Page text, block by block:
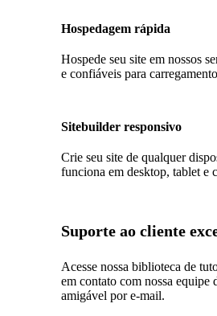
Hospedagem rápida
Hospede seu site em nossos
e confiáveis para
Sitebuilder responsivo
Crie seu site de qualquer
funciona em desktop, tablet e
Suporte ao cliente
Acesse nossa biblioteca de
em contato com nossa equipe
amigável por e-mail.